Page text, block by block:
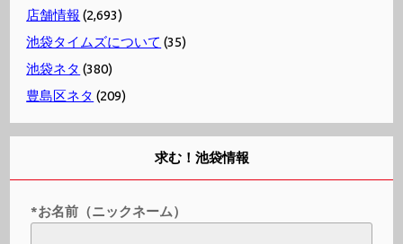
店舗情報 (2,693)
池袋タイムズについて (35)
池袋ネタ (380)
豊島区ネタ (209)
求む！池袋情報
*お名前（ニックネーム）